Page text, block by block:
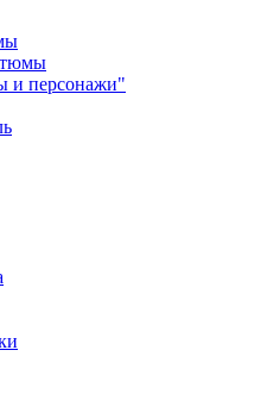
и персонажи"